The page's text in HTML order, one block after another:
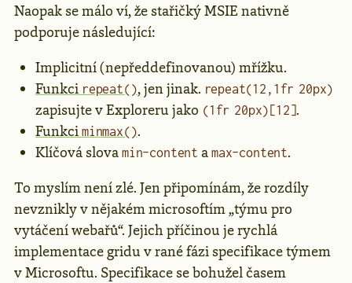
Naopak se málo ví, že stařičký MSIE nativně
podporuje následující:
Implicitní (nepředdefinovanou) mřížku.
Funkci repeat(), jen jinak. repeat(12,1fr 20px)
zapisujte v Exploreru jako (1fr 20px)[12].
Funkci minmax().
Klíčová slova min-content amax-content.
To myslím není zlé. Jen připomínám, že rozdíly
nevznikly v nějakém microsoftím „týmu pro
vytáčení webařů“. Jejich příčinou je rychlá
implementace gridu v rané fázi specifikace týmem
v Microsoftu. Specifikace se bohužel časem